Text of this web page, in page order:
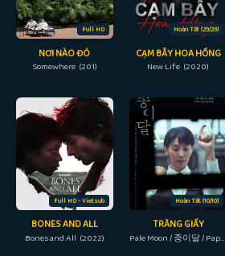
Full HD
NƠI NÀO ĐÓ
Somewhere (201)
Hoàn Tất (29/29)
CẠM BẪY HOA HỒNG
New Life (2020)
Full HD - Vietsub
BONES AND ALL
Bones and All (2022)
Hoàn Tất (10/10)
TRĂNG GIẤY
Pale Moon / 종이달 / Paper Moon (2023)